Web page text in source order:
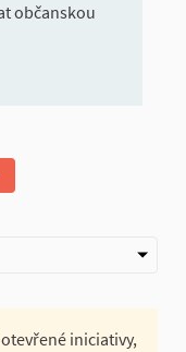
občanskou
iniciativy,